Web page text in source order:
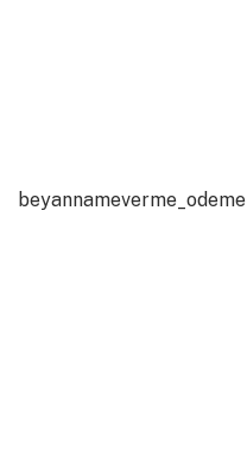
beyannameverme_odeme